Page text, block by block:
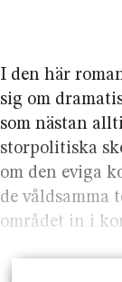
I den här
sig om
som nästan
storpolitiska
om den eviga
de våldsamma
området in i